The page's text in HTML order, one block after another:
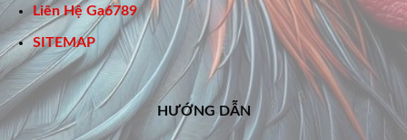
Liên Hệ Ga6789
SITEMAP
HƯỚNG DẪN